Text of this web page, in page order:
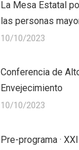
La Mesa Estatal
las personas
10/10/2023
Conferencia de
Envejecimiento
10/10/2023
Pre-programa ·